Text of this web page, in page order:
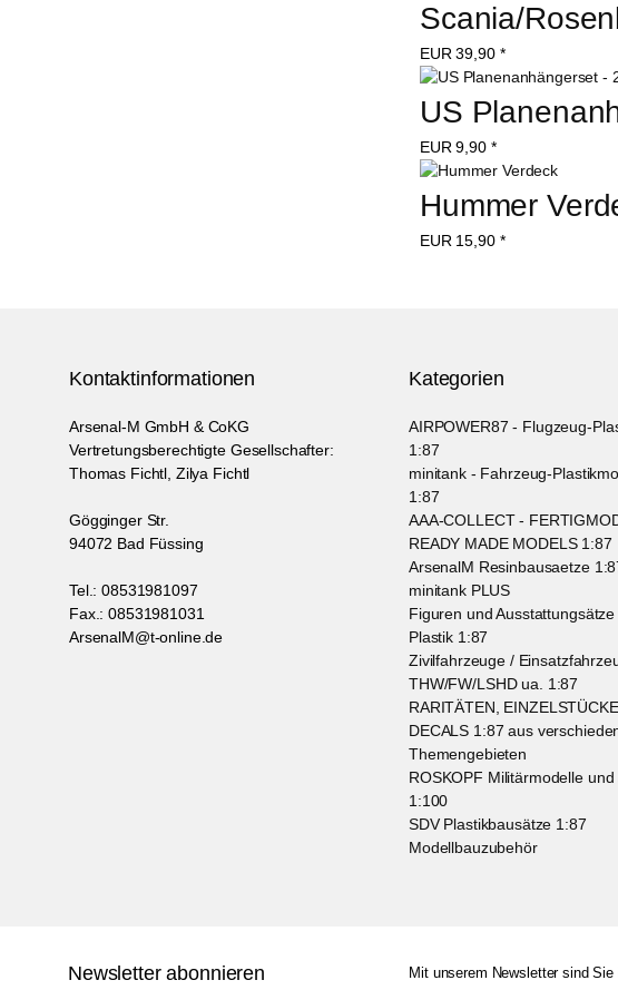
Scania/
EUR 39,90 *
US
EUR 9,90 *
Hummer
EUR 15,90 *
Kontaktinformationen
Arsenal-M GmbH & CoKG
Vertretungsberechtigte Gesellschafter:
Thomas Fichtl, Zilya Fichtl
Gögginger Str.
94072 Bad Füssing
Tel.: 08531981097
Fax.: 08531981031
ArsenalM@t-online.de
Kategorien
AIRPOWER87 - Flugzeug-
1:87
minitank - Fahrzeug-
1:87
AAA-COLLECT -
READY MADE MODELS 1:87
ArsenalM Resinbausaetze
minitank PLUS
Figuren und
Plastik 1:87
Zivilfahrzeuge /
THW/FW/LSHD ua. 1:87
RARITÄTEN,
DECALS 1:87 aus
Themengebieten
ROSKOPF Militärmodelle
1:100
SDV Plastikbausätze 1:87
Modellbauzubehör
Newsletter abonnieren Mit unserem Newsletter sind